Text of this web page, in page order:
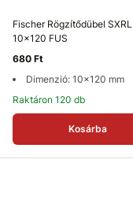
Fischer Rögzítődübel SXRL
10x120 FUS
680 Ft
Dimenzió: 10x120 mm
Raktáron 120 db
Kosárba